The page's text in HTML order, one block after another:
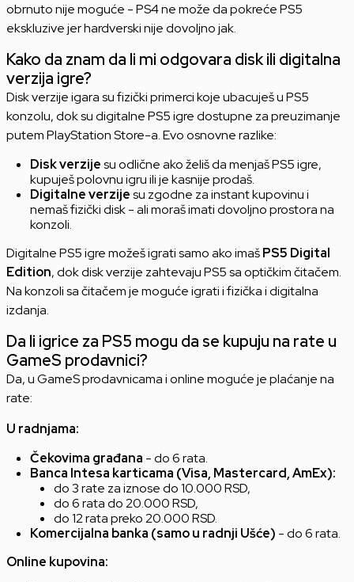
obrnuto nije moguće - PS4 ne može da pokreće PS5
ekskluzive jer hardverski nije dovoljno jak.
Kako da znam da li mi odgovara disk ili digitalna
verzija igre?
Disk verzije igara su fizički primerci koje ubacuješ u PS5
konzolu, dok su digitalne PS5 igre dostupne za preuzimanje
putem PlayStation Store-a. Evo osnovne razlike:
Disk verzijesu odlične ako želiš da menjaš PS5 igre,
kupuješ polovnu igru ili je kasnije prodaš.
Digitalne verzijesu zgodne za instant kupovinu i
nemaš fizički disk - ali moraš imati dovoljno prostora na
konzoli.
Digitalne PS5 igre možeš igrati samo ako imašPS5 Digital
Edition, dok disk verzije zahtevaju PS5 sa optičkim čitačem.
Na konzoli sa čitačem je moguće igrati i fizička i digitalna
izdanja.
Da li igrice za PS5 mogu da se kupuju na rate u
GameS prodavnici?
Da, u GameS prodavnicama i online moguće je plaćanje na
rate:
U radnjama:
Čekovima građana - do 6 rata.
Banca Intesa karticama (Visa, Mastercard, AmEx):
do 3 rate za iznose do 10.000 RSD,
do 6 rata do 20.000 RSD,
do 12 rata preko 20.000 RSD.
Komercijalna banka (samo u radnji Ušće) - do 6 rata.
Online kupovina: